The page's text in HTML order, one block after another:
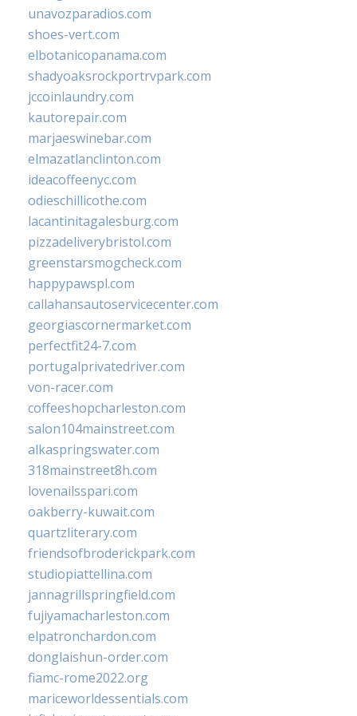
unavozparadios.com
shoes-vert.com
elbotanicopanama.com
shadyoaksrockportrvpark.com
jccoinlaundry.com
kautorepair.com
marjaeswinebar.com
elmazatlanclinton.com
ideacoffeenyc.com
odieschillicothe.com
lacantinitagalesburg.com
pizzadeliverybristol.com
greenstarsmogcheck.com
happypawspl.com
callahansautoservicecenter.com
georgiascornermarket.com
perfectfit24-7.com
portugalprivatedriver.com
von-racer.com
coffeeshopcharleston.com
salon104mainstreet.com
alkaspringswater.com
318mainstreet8h.com
lovenailsspari.com
oakberry-kuwait.com
quartzliterary.com
friendsofbroderickpark.com
studiopiattellina.com
jannagrillspringfield.com
fujiyamacharleston.com
elpatronchardon.com
donglaishun-order.com
fiamc-rome2022.org
mariceworldessentials.com